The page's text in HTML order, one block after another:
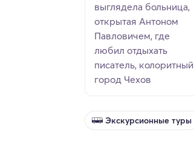
выглядела больница,
открытая Антоном
Павловичем, где
любил отдыхать
писатель, колоритный
город Чехов
Экскурсионные туры